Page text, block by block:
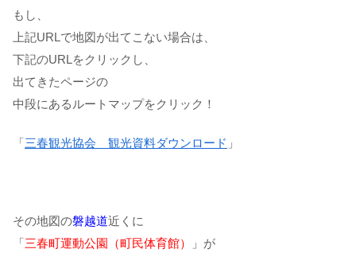
もし、
上記URLで地図が出てこない場合は、
下記のURLをクリックし、
出てきたページの
中段にあるルートマップをクリック！
「三春観光協会 観光資料ダウンロード 」
その地図の磐越道近くに
「三春町運動公園（町民体育館）
」が